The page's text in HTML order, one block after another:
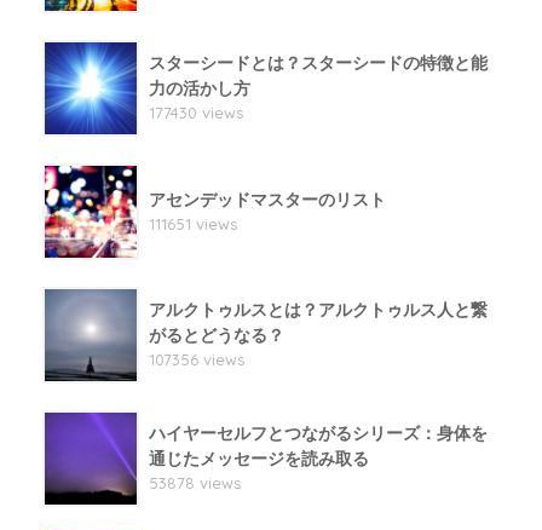
スターシードとは？スターシードの特徴と能
力の活かし方
177430 views
アセンデッドマスターのリスト
111651 views
アルクトゥルスとは？アルクトゥルス人と繋
がるとどうなる？
107356 views
ハイヤーセルフとつながるシリーズ：身体を
通じたメッセージを読み取る
53878 views